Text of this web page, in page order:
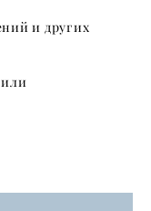
и других